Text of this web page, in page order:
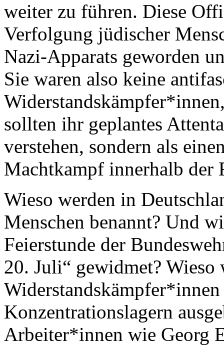
weiter zu führen. Diese
Verfolgung jüdischer
Nazi-Apparats geworden
Sie waren also keine
sollten ihr geplantes
verstehen, sondern als
Machtkampf innerhalb der
Wieso werden in
Menschen benannt? Und
Feierstunde der
20. Juli“ gewidmet?
Konzentrationslagern
Arbeiter*innen wie Georg